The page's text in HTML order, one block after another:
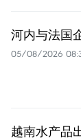
河内与法国
05/08/2026
越南水产品